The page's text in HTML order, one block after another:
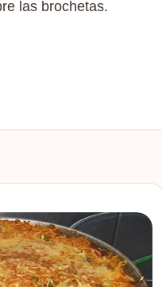
las brochetas.